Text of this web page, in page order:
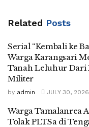
Related Posts
Serial “Kembali ke
Warga Karangsari
Tanah Leluhur Dari
Militer
by admin JULY 30, 2026
Warga Tamalanrea
Tolak PLTSa di